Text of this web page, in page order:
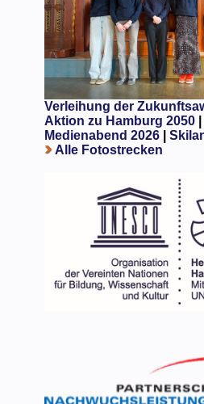
Verleihung der
Aktion zu Hamburg 2050
Medienabend 2026|
Alle Fotostrecken